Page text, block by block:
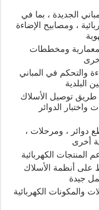
الجديدة ، بما في
، ومصابيح الإضاءة
ومخططات
والتحكم في المباني
البلدية
طريق توصيل الأسلاك
واختبار الدوائر
دوائر ، ومرحلات ،
أخرى
الكهربائية
على أنظمة الأسلاك
جيدة
والمكونات الكهربائية